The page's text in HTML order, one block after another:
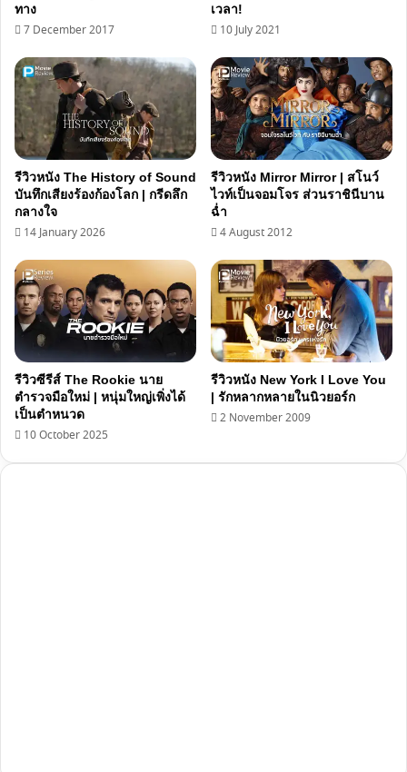
ทาง
7 December 2017
เวลา!
10 July 2021
รีวิวหนัง The History of Sound
บันทึกเสียงร้องก้องโลก | กรีดลึก
กลางใจ
14 January 2026
รีวิวหนัง Mirror Mirror | สโนว์
ไวท์เป็นจอมโจร ส่วนราชินีบาน
ฉ่ำ
4 August 2012
รีวิวซีรีส์ The Rookie นาย
ตำรวจมือใหม่ | หนุ่มใหญ่เพิ่งได้
เป็นตำหนวด
10 October 2025
รีวิวหนัง New York I Love You
| รักหลากหลายในนิวยอร์ก
2 November 2009